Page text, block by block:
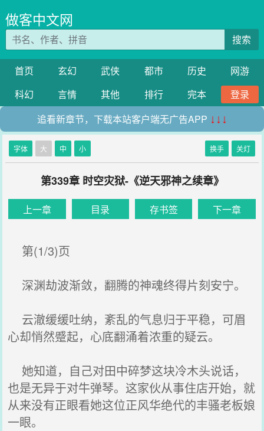
做客中文网
搜索
首页 玄幻 武侠 都市 历史
网游
科幻
言情 其他 排行 完本
登录
追看新章节，下载本站客户端无广告APP ↓↓↓
字体 大 中 小 换手 关灯
第339章 时空灾狱-《逆天邪神之续章》
上一章 目录 存书签 下一章
第(1/3)页
深渊劫波渐敛，翻腾的神魂终得片刻安宁。
云澈缓缓吐纳，紊乱的气息归于平稳，可眉
心却悄然蹙起，心底翻涌着浓重的疑云。
她知道，自己对田中碎梦这块冷木头说话，
也是无异于对牛弹琴。这家伙从事住店开始，就
从来没有正眼看她这位正风华绝代的丰骚老板娘
一眼。